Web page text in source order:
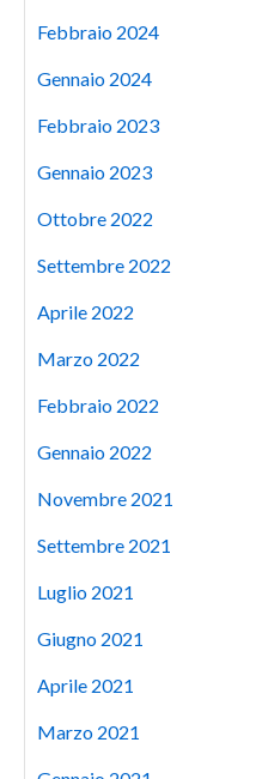
Febbraio 2024
Gennaio 2024
Febbraio 2023
Gennaio 2023
Ottobre 2022
Settembre 2022
Aprile 2022
Marzo 2022
Febbraio 2022
Gennaio 2022
Novembre 2021
Settembre 2021
Luglio 2021
Giugno 2021
Aprile 2021
Marzo 2021